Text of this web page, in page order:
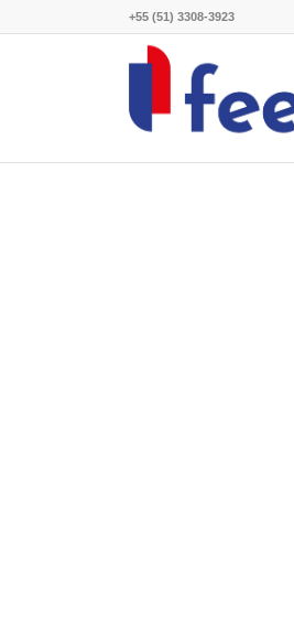
+55 (51) 3308-3923